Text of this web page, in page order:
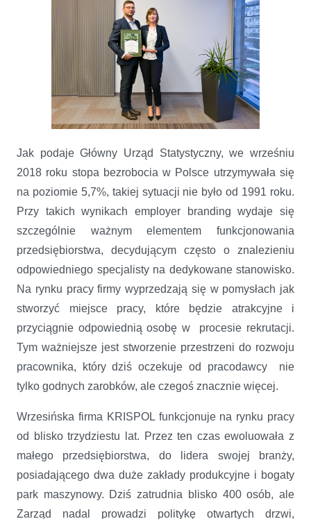
Jak podaje Główny Urząd Statystyczny, we wrześniu
2018 roku stopa bezrobocia w Polsce utrzymywała się
na poziomie 5,7%, takiej sytuacji nie było od 1991 roku.
Przy takich wynikach employer branding wydaje się
szczególnie ważnym elementem funkcjonowania
przedsiębiorstwa, decydującym często o znalezieniu
odpowiedniego specjalisty na dedykowane stanowisko.
Na rynku pracy firmy wyprzedzają się w pomysłach jak
stworzyć miejsce pracy, które będzie atrakcyjne i
przyciągnie odpowiednią osobę w procesie rekrutacji.
Tym ważniejsze jest stworzenie przestrzeni do rozwoju
pracownika, który dziś oczekuje od pracodawcy nie
tylko godnych zarobków, ale czegoś znacznie więcej.
Wrzesińska firma KRISPOL funkcjonuje na rynku pracy
od blisko trzydziestu lat. Przez ten czas ewoluowała z
małego przedsiębiorstwa, do lidera swojej branży,
posiadającego dwa duże zakłady produkcyjne i bogaty
park maszynowy. Dziś zatrudnia blisko 400 osób, ale
Zarząd nadal prowadzi politykę otwartych drzwi,